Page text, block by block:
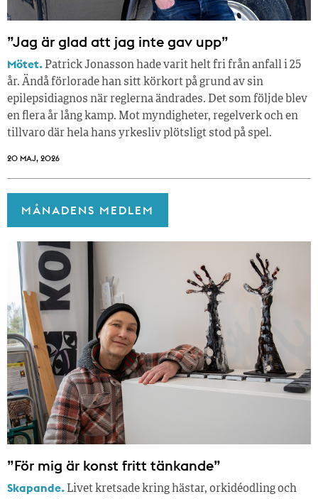
”Jag är glad att jag inte gav upp”
Mötet. Patrick Jonasson hade varit helt fri från anfall i 25
år. Ändå förlorade han sitt körkort på grund av sin
epilepsidiagnos när reglerna ändrades. Det som följde blev
en flera år lång kamp. Mot myndigheter, regelverk och en
tillvaro där hela hans yrkesliv plötsligt stod på spel.
20 MAJ, 2026
MÅNADENS MEDLEM
”För mig är konst fritt tänkande”
Skapande. Livet kretsade kring hästar, orkidéodling och